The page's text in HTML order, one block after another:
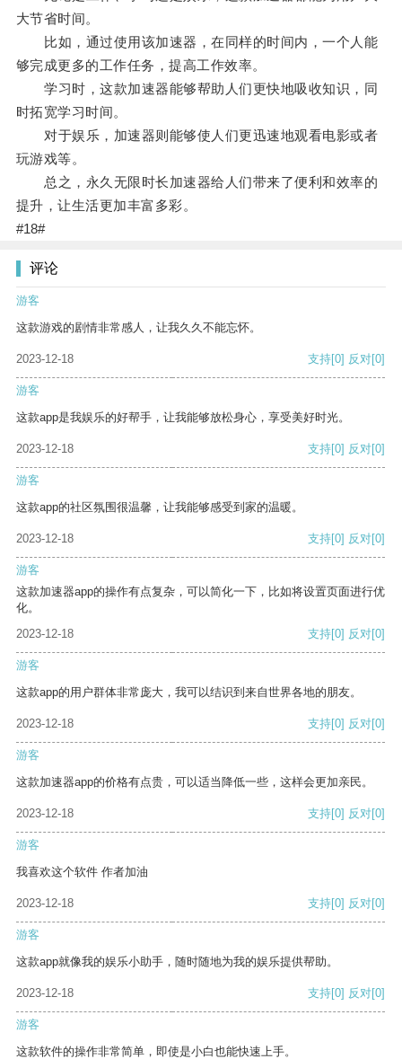
大节省时间。
比如，通过使用该加速器，在同样的时间内，一个人能
够完成更多的工作任务，提高工作效率。
学习时，这款加速器能够帮助人们更快地吸收知识，同
时拓宽学习时间。
对于娱乐，加速器则能够使人们更迅速地观看电影或者
玩游戏等。
总之，永久无限时长加速器给人们带来了便利和效率的
提升，让生活更加丰富多彩。
#18#
评论
游客
这款游戏的剧情非常感人，让我久久不能忘怀。
2023-12-18 支持[0] 反对[0]
游客
这款app是我娱乐的好帮手，让我能够放松身心，享受美好时光。
2023-12-18 支持[0] 反对[0]
游客
这款app的社区氛围很温馨，让我能够感受到家的温暖。
2023-12-18 支持[0] 反对[0]
游客
这款加速器app的操作有点复杂，可以简化一下，比如将设置页面进行优
化。
2023-12-18
支持[0] 反对[0]
游客
这款app的用户群体非常庞大，我可以结识到来自世界各地的朋友。
2023-12-18 支持[0] 反对[0]
游客
这款加速器app的价格有点贵，可以适当降低一些，这样会更加亲民。
2023-12-18 支持[0] 反对[0]
游客
我喜欢这个软件 作者加油
2023-12-18 支持[0] 反对[0]
游客
这款app就像我的娱乐小助手，随时随地为我的娱乐提供帮助。
2023-12-18 支持[0] 反对[0]
游客
这款软件的操作非常简单，即使是小白也能快速上手。